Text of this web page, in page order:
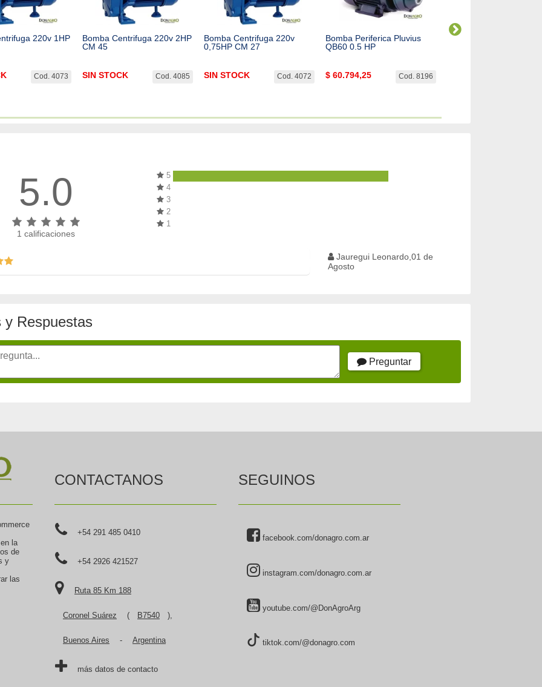
220v 1HP
Cod. 4073
Bomba Centrifuga 220v 2HP
CM 45
Cod. 4085
SIN STOCK
Bomba Centrifuga 220v
0,75HP CM 27
Cod. 4072
SIN STOCK
Bomba Periferica Pluvius
QB60 0.5 HP
Cod. 8196
$ 60.794,25
Bomba Periferica Pluvius
5.0
1 calificaciones
5
4
3
2
1
Jauregui Leonardo,01 de
Agosto
y Respuestas
Preguntar
la
de
y
las
CONTACTANOS
+54 291 485 0410
+54 2926 421527
Ruta 85 Km 188
Coronel Suárez ( B7540 ),
Buenos Aires - Argentina
más datos de contacto
SEGUINOS
facebook.com/donagro.com.ar
instagram.com/donagro.com.ar
youtube.com/@DonAgroArg
tiktok.com/@donagro.com